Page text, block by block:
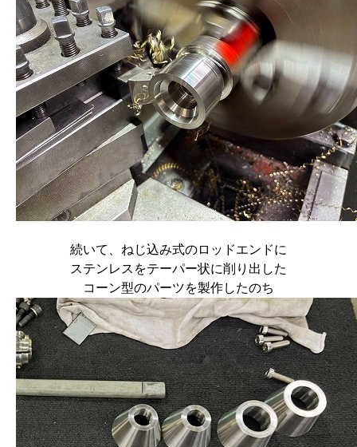
続いて、ねじ込み式のロッドエンドに
ステンレスをテーパー状に削り出した
コーン型のパーツを製作したのち